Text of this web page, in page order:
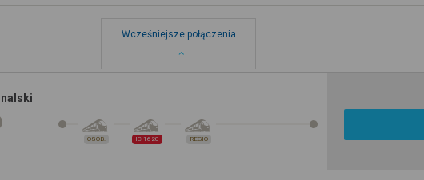
Wcześniejsze połączenia
OSOB. IC 1620 REGIO